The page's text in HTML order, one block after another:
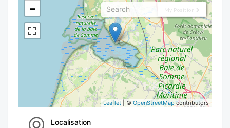
My Position
−
Leaflet | © OpenStreetMapcontributors
Localisation